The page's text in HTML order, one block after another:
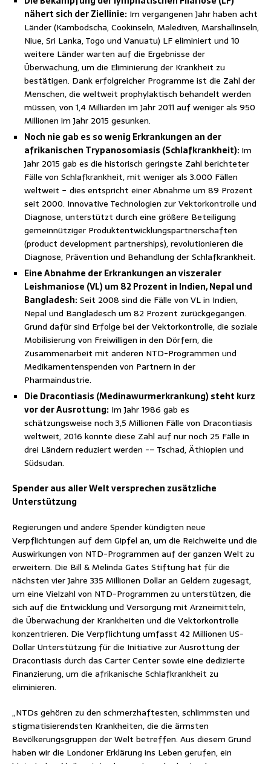
nähert sich der Ziellinie: Im vergangenen Jahr haben acht
Länder (Kambodscha, Cookinseln, Malediven, Marshallinseln,
Niue, Sri Lanka, Togo und Vanuatu) LF eliminiert und 10
weitere Länder warten auf die Ergebnisse der
Überwachung, um die Eliminierung der Krankheit zu
bestätigen. Dank erfolgreicher Programme ist die Zahl der
Menschen, die weltweit prophylaktisch behandelt werden
müssen, von 1,4 Milliarden im Jahr 2011 auf weniger als 950
Millionen im Jahr 2015 gesunken.
Noch nie gab es so wenig Erkrankungen an der
afrikanischen Trypanosomiasis (Schlafkrankheit):Im
Jahr 2015 gab es die historisch geringste Zahl berichteter
Fälle von Schlafkrankheit, mit weniger als 3.000 Fällen
weltweit − dies entspricht einer Abnahme um 89 Prozent
seit 2000. Innovative Technologien zur Vektorkontrolle und
Diagnose, unterstützt durch eine größere Beteiligung
gemeinnütziger Produktentwicklungspartnerschaften
(product development partnerships), revolutionieren die
Diagnose, Prävention und Behandlung der Schlafkrankheit.
Eine Abnahme der Erkrankungen an viszeraler
Leishmaniose (VL) um 82 Prozent in Indien, Nepal und
Bangladesh:Seit 2008 sind die Fälle von VL in Indien,
Nepal und Bangladesch um 82 Prozent zurückgegangen.
Grund dafür sind Erfolge bei der Vektorkontrolle, die soziale
Mobilisierung von Freiwilligen in den Dörfern, die
Zusammenarbeit mit anderen NTD-Programmen und
Medikamentenspenden von Partnern in der
Pharmaindustrie.
Die Dracontiasis (Medinawurmerkrankung) steht kurz
vor der Ausrottung: Im Jahr 1986 gab es
schätzungsweise noch 3,5 Millionen Fälle von Dracontiasis
weltweit, 2016 konnte diese Zahl auf nur noch 25 Fälle in
drei Ländern reduziert werden -– Tschad, Äthiopien und
Südsudan.
Spender aus aller Welt versprechen zusätzliche
Unterstützung
Regierungen und andere Spender kündigten neue
Verpflichtungen auf dem Gipfel an, um die Reichweite und die
Auswirkungen von NTD-Programmen auf der ganzen Welt zu
erweitern. Die Bill & Melinda Gates Stiftung hat für die
nächsten vier Jahre 335 Millionen Dollar an Geldern zugesagt,
um eine Vielzahl von NTD-Programmen zu unterstützen, die
sich auf die Entwicklung und Versorgung mit Arzneimitteln,
die Überwachung der Krankheiten und die Vektorkontrolle
konzentrieren. Die Verpflichtung umfasst 42 Millionen US-
Dollar Unterstützung für die Initiative zur Ausrottung der
Dracontiasis durch das Carter Center sowie eine dedizierte
Finanzierung, um die afrikanische Schlafkrankheit zu
eliminieren.
„NTDs gehören zu den schmerzhaftesten, schlimmsten und
stigmatisierendsten Krankheiten, die die ärmsten
Bevölkerungsgruppen der Welt betreffen. Aus diesem Grund
haben wir die Londoner Erklärung ins Leben gerufen, ein